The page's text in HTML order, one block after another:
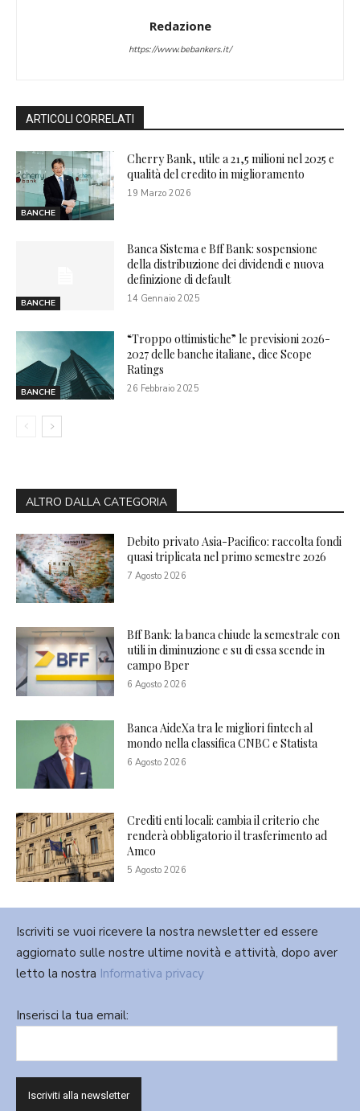
Redazione
https://www.bebankers.it/
ARTICOLI CORRELATI
BANCHE
Cherry Bank, utile a 21,5 milioni nel 2025 e
qualità del credito in miglioramento
19 Marzo 2026
BANCHE
Banca Sistema e Bff Bank: sospensione
della distribuzione dei dividendi e nuova
definizione di default
14 Gennaio 2025
BANCHE
“Troppo ottimistiche” le previsioni 2026-
2027 delle banche italiane, dice Scope
Ratings
26 Febbraio 2025
ALTRO DALLA CATEGORIA
Debito privato Asia-Pacifico: raccolta fondi
quasi triplicata nel primo semestre 2026
7 Agosto 2026
Bff Bank: la banca chiude la semestrale con
utili in diminuzione e su di essa scende in
campo Bper
6 Agosto 2026
Banca AideXa tra le migliori fintech al
mondo nella classifica CNBC e Statista
6 Agosto 2026
Crediti enti locali: cambia il criterio che
renderà obbligatorio il trasferimento ad
Amco
5 Agosto 2026
Iscriviti se vuoi ricevere la nostra newsletter ed essere
aggiornato sulle nostre ultime novità e attività, dopo aver
letto la nostra Informativa privacy
Inserisci la tua email: